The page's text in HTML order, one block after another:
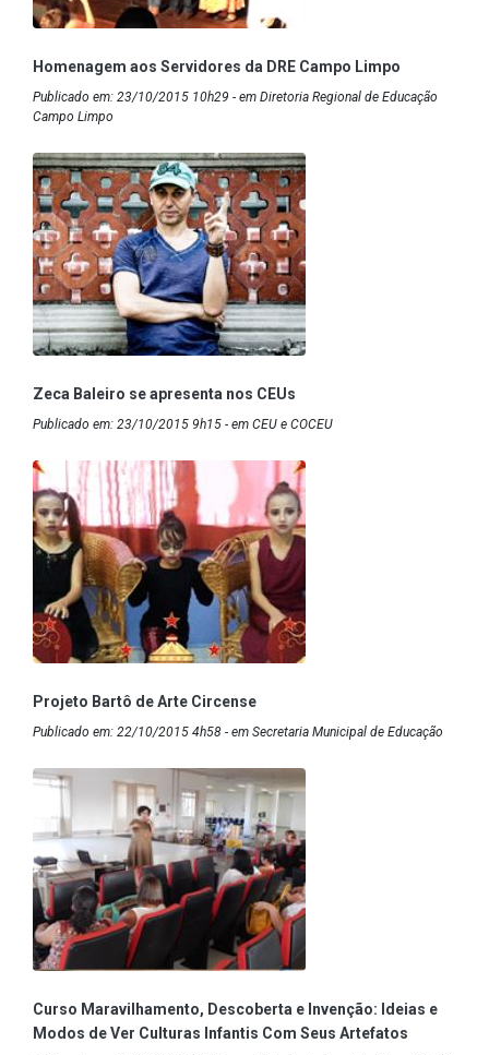
Homenagem aos Servidores da DRE Campo Limpo
Publicado em: 23/10/2015 10h29 - em Diretoria Regional de Educação
Campo Limpo
Zeca Baleiro se apresenta nos CEUs
Publicado em: 23/10/2015 9h15 - em CEU e COCEU
Projeto Bartô de Arte Circense
Publicado em: 22/10/2015 4h58 - em Secretaria Municipal de Educação
Curso Maravilhamento, Descoberta e Invenção: Ideias e
Modos de Ver Culturas Infantis Com Seus Artefatos